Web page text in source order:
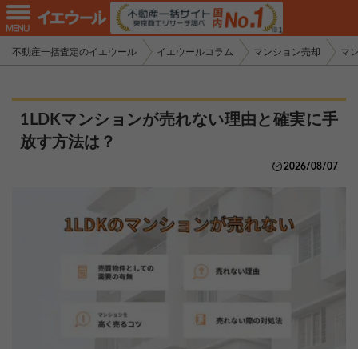
不動産一括査定のイエウール イエウールコラム マンション売却 マ
1LDKマンションが売れない理由と確実に手
放す方法は？
2026/08/07